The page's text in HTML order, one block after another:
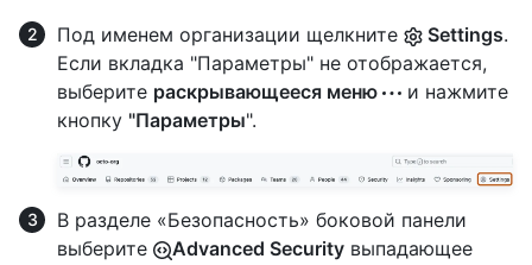
Под именем организации щелкните
Settings.
Если вкладка "Параметры" не отображается,
выберите раскрывающееся меню
и нажмите
кнопку "Параметры".
В разделе «Безопасность» боковой панели
выберите
Advanced Security выпадающее